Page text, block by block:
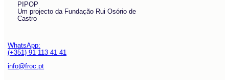
PIPOP
Um projecto da Fundação Rui Osório de
Castro
WhatsApp:
(+351) 91 113 41 41
info@froc.pt